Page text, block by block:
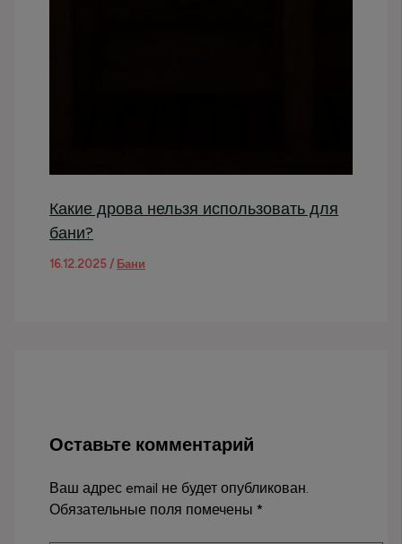
Какие дрова нельзя использовать для
бани?
16.12.2025/ Бани
Оставьте комментарий
Ваш адрес email не будет опубликован.
Обязательные поля помечены*